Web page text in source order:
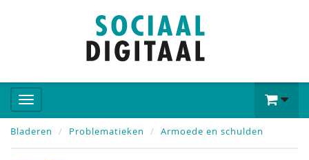
Bladeren Problematieken Armoede en schulden